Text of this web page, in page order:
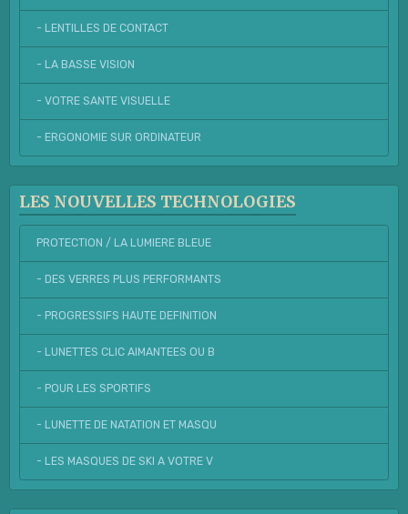
- LENTILLES DE CONTACT
- LA BASSE VISION
- VOTRE SANTE VISUELLE
- ERGONOMIE SUR ORDINATEUR
LES NOUVELLES TECHNOLOGIES
PROTECTION / LA LUMIERE BLEUE
- DES VERRES PLUS PERFORMANTS
- PROGRESSIFS HAUTE DEFINITION
- LUNETTES CLIC AIMANTEES OU B
- POUR LES SPORTIFS
- LUNETTE DE NATATION ET MASQU
- LES MASQUES DE SKI A VOTRE V